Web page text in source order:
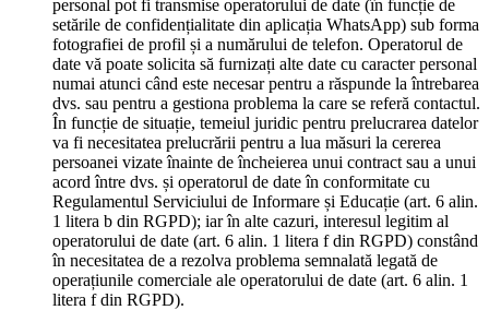
personal pot fi transmise operatorului de date (în funcție de
setările de confidențialitate din aplicația WhatsApp) sub forma
fotografiei de profil și a numărului de telefon. Operatorul de
date vă poate solicita să furnizați alte date cu caracter personal
numai atunci când este necesar pentru a răspunde la întrebarea
dvs. sau pentru a gestiona problema la care se referă contactul.
În funcție de situație, temeiul juridic pentru prelucrarea datelor
va fi necesitatea prelucrării pentru a lua măsuri la cererea
persoanei vizate înainte de încheierea unui contract sau a unui
acord între dvs. și operatorul de date în conformitate cu
Regulamentul Serviciului de Informare și Educație (art. 6 alin.
1 litera b din RGPD); iar în alte cazuri, interesul legitim al
operatorului de date (art. 6 alin. 1 litera f din RGPD) constând
în necesitatea de a rezolva problema semnalată legată de
operațiunile comerciale ale operatorului de date (art. 6 alin. 1
litera f din RGPD).